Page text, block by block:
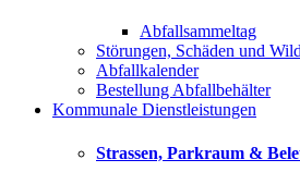
Abfallsammeltag
Störungen, Schäden und
Abfallkalender
Bestellung Abfallbehälter
Kommunale Dienstleistungen
Strassen, Parkraum &